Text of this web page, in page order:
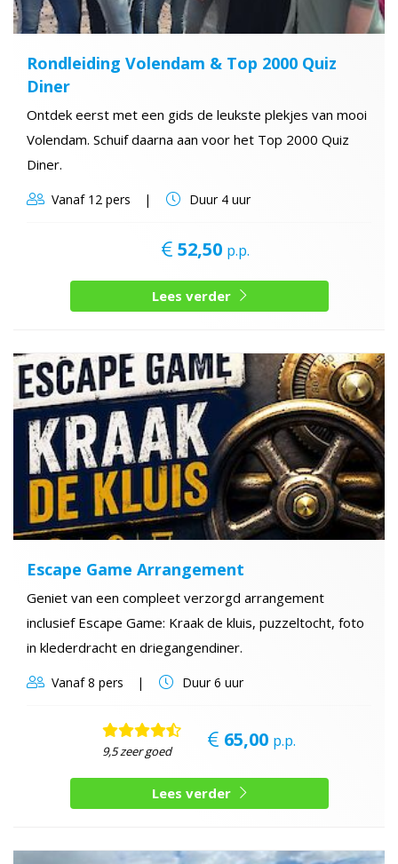
Rondleiding Volendam & Top 2000 Quiz
Diner
Ontdek eerst met een gids de leukste plekjes van mooi
Volendam. Schuif daarna aan voor het Top 2000 Quiz
Diner.
Vanaf12 pers Duur4 uur
52,50 p.p.
Lees verder
Escape Game Arrangement
Geniet van een compleet verzorgd arrangement
inclusief Escape Game: Kraak de kluis, puzzeltocht, foto
in klederdracht en driegangendiner.
Vanaf8 pers Duur6 uur
9,5 zeer goed 65,00 p.p.
Lees verder